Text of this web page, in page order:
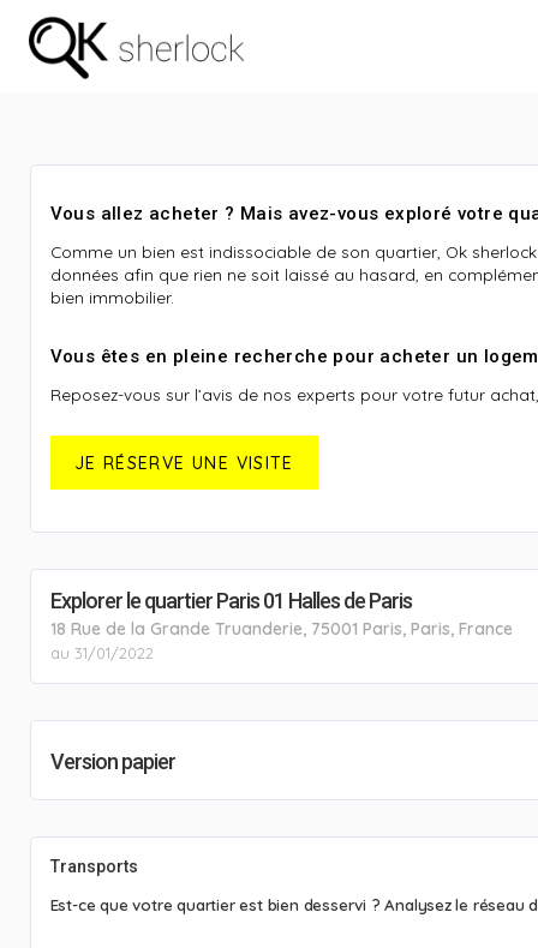
Vous allez acheter ? Mais avez-vous exploré votre
Comme un bien est indissociable de son quartier, Ok
données afin que rien ne soit laissé au hasard, en
bien immobilier.
Vous êtes en pleine recherche pour acheter un
Reposez-vous sur l’avis de nos experts pour votre futur
JE RÉSERVE UNE VISITE
Explorer le quartier Paris 01 Halles de Paris
18 Rue de la Grande Truanderie, 75001 Paris, Paris, France
au 31/01/2022
Version papier
Transports
Est-ce que votre quartier est bien desservi ? Analysez le réseau